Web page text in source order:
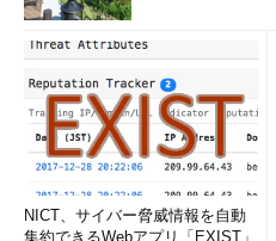
NICT、サイバー脅威情報を自動
集約できるWebアプリ「EXIST」